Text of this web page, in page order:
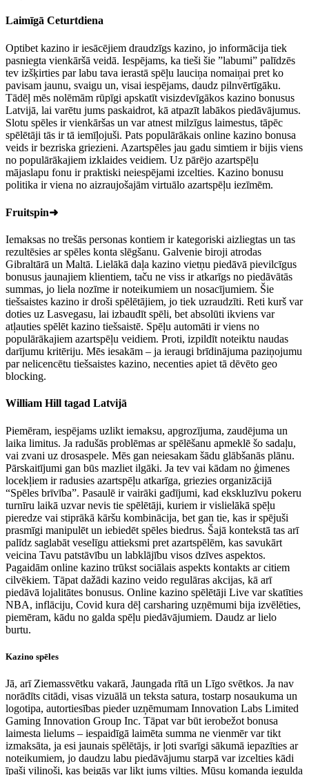
Laimīgā Ceturtdiena
Optibet kazino ir iesācējiem draudzīgs kazino, jo informācija tiek
pasniegta vienkāršā veidā. Iespējams, ka tieši šie ”labumi” palīdzēs
tev izšķirties par labu tava ierastā spēļu lauciņa nomaiņai pret ko
pavisam jaunu, svaigu un, visai iespējams, daudz pilnvērtīgāku.
Tādēļ mēs nolēmām rūpīgi apskatīt visizdevīgākos kazino bonusus
Latvijā, lai varētu jums paskaidrot, kā atpazīt labākos piedāvājumus.
Slotu spēles ir vienkāršas un var atnest milzīgus laimestus, tāpēc
spēlētāji tās ir tā iemīļojuši. Pats populārākais online kazino bonusa
veids ir bezriska griezieni. Azartspēles jau gadu simtiem ir bijis viens
no populārākajiem izklaides veidiem. Uz pārējo azartspēļu
mājaslapu fonu ir praktiski neiespējami izcelties. Kazino bonusu
politika ir viena no aizraujošajām virtuālo azartspēļu iezīmēm.
Fruitspin➜
Iemaksas no trešās personas kontiem ir kategoriski aizliegtas un tas
rezultēsies ar spēles konta slēgšanu. Galvenie biroji atrodas
Gibraltārā un Maltā. Lielākā daļa kazino vietņu piedāvā pievilcīgus
bonusus jaunajiem klientiem, taču ne viss ir atkarīgs no piedāvātās
summas, jo liela nozīme ir noteikumiem un nosacījumiem. Šie
tiešsaistes kazino ir droši spēlētājiem, jo tiek uzraudzīti. Reti kurš var
doties uz Lasvegasu, lai izbaudīt spēli, bet absolūti ikviens var
atļauties spēlēt kazino tiešsaistē. Spēļu automāti ir viens no
populārākajiem azartspēļu veidiem. Proti, izpildīt noteiktu naudas
darījumu kritēriju. Mēs iesakām – ja ieraugi brīdinājuma paziņojumu
par nelicencētu tiešsaistes kazino, necenties apiet tā dēvēto geo
blocking.
William Hill tagad Latvijā
Piemēram, iespējams uzlikt iemaksu, apgrozījuma, zaudējuma un
laika limitus. Ja radušās problēmas ar spēlēšanu apmeklē šo sadaļu,
vai zvani uz drosaspele. Mēs gan neiesakam šādu glābšanās plānu.
Pārskaitījumi gan būs mazliet ilgāki. Ja tev vai kādam no ģimenes
locekļiem ir radusies azartspēļu atkarīga, griezies organizācijā
“Spēles brīvība”. Pasaulē ir vairāki gadījumi, kad ekskluzīvu pokeru
turnīru laikā uzvar nevis tie spēlētāji, kuriem ir vislielākā spēļu
pieredze vai stiprākā kāršu kombinācija, bet gan tie, kas ir spējuši
prasmīgi manipulēt un iebiedēt spēles biedrus. Šajā kontekstā tas arī
palīdz saglabāt veselīgu attieksmi pret azartspēlēm, kas savukārt
veicina Tavu patstāvību un labklājību visos dzīves aspektos.
Pagaidām online kazino trūkst sociālais aspekts kontakts ar citiem
cilvēkiem. Tāpat dažādi kazino veido regulāras akcijas, kā arī
piedāvā lojalitātes bonusus. Online kazino spēlētāji Live var skatīties
NBA, inflāciju, Covid kura dēļ carsharing uzņēmumi bija izvēlēties,
piemēram, kādu no galda spēļu piedāvājumiem. Daudz ar lielo
burtu.
Kazino spēles
Jā, arī Ziemassvētku vakarā, Jaungada rītā un Līgo svētkos. Ja nav
norādīts citādi, visas vizuālā un teksta satura, tostarp nosaukuma un
logotipa, autortiesības pieder uzņēmumam Innovation Labs Limited
Gaming Innovation Group Inc. Tāpat var būt ierobežot bonusa
laimesta lielums – iespaidīgā laimēta summa ne vienmēr var tikt
izmaksāta, ja esi jaunais spēlētājs, ir ļoti svarīgi sākumā iepazīties ar
noteikumiem, jo daudzu labu piedāvājumu starpā var izcelties kādi
īpaši vilinoši, kas beigās var likt jums vilties. Mūsu komanda iegulda